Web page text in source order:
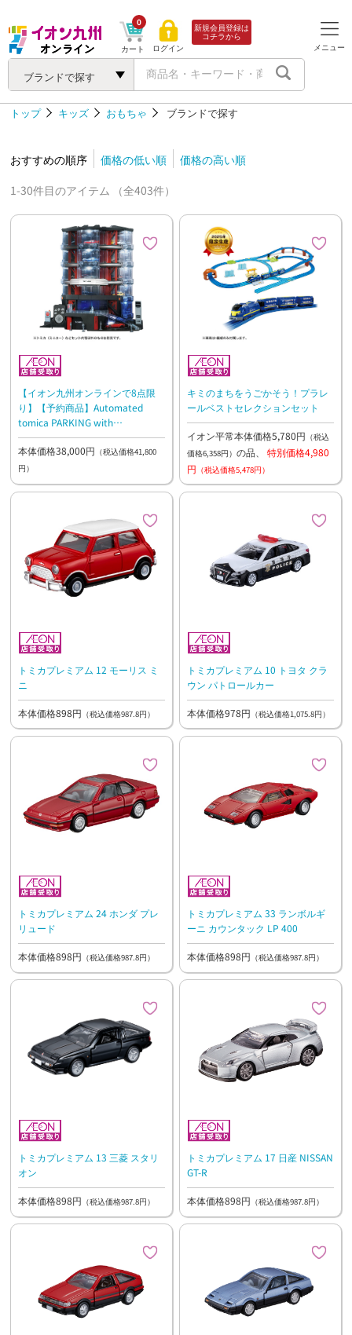
ブランドで探す
カート
0
ログイン
新規会員登録は
コチラから
メニュー
トップ キッズ おもちゃ ブランドで探す
おすすめの順序 価格の低い順
価格の高い順
1-30件目のアイテム （全403件）
【イオン九州オンラインで8点限
り】【予約商品】Automated
tomica PARKING with
showroom【9/26（土）以降お渡
し予定】
本体価格38,000円 （税込価格41,800
円）
キミのまちをうごかそう！プラレ
ールベストセレクションセット
イオン平常本体価格5,780円 （税込
価格6,358円） の品、 特別価格4,980
円 （税込価格5,478円）
トミカプレミアム 12 モーリス ミ
ニ
本体価格898円 （税込価格987.8円）
トミカプレミアム 10 トヨタ クラ
ウン パトロールカー
本体価格978円 （税込価格1,075.8円）
トミカプレミアム 24 ホンダ プレ
リュード
本体価格898円 （税込価格987.8円）
トミカプレミアム 33 ランボルギ
ーニ カウンタック LP 400
本体価格898円 （税込価格987.8円）
トミカプレミアム 13 三菱 スタリ
オン
本体価格898円 （税込価格987.8円）
トミカプレミアム 17 日産 NISSAN
GT-R
本体価格898円 （税込価格987.8円）